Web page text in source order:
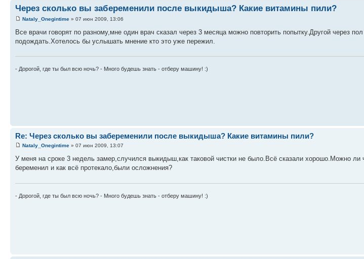
Через сколько вы забеременили после выкидыша? Какие витамины пили?
Nataly_Onegintime » 07 июн 2009, 13:06
Все врачи говорят по разному,мне один врач сказал через 3 месяца можно повторить попытку.Другой через
подождать.Хотелось бы услышать мнение кто это уже пережил.
- Дорогой, где ты был всю ночь? - Много будешь знать - отберу машину! :)
Re: Через сколько вы забеременили после выкидыша? Какие витамины пили?
Nataly_Onegintime » 07 июн 2009, 13:07
У меня на сроке 3 недель замер,случился выкидыш,как таковой чистки не было.Всё сказали хорошо.Можно ли
беременил и как всё протекало,были осложнения?
- Дорогой, где ты был всю ночь? - Много будешь знать - отберу машину! :)